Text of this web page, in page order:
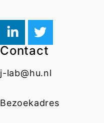
Contact
j-lab@hu.nl
Bezoekadres